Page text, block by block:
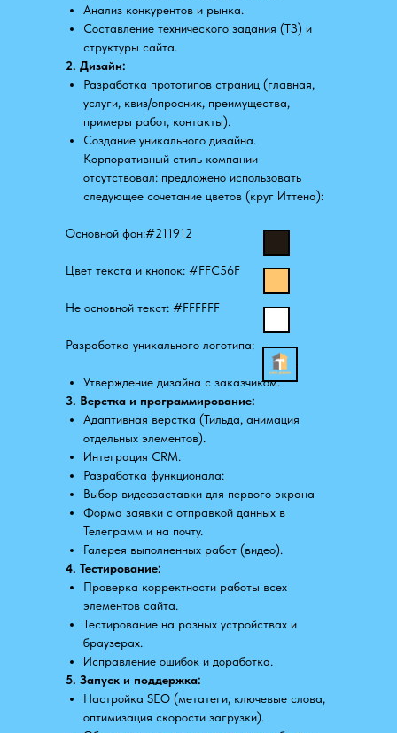
Анализ конкурентов и рынка.
Составление технического задания (ТЗ) и
структуры сайта.
2. Дизайн:
Разработка прототипов страниц (главная,
услуги, квиз/опросник, преимущества,
примеры работ, контакты).
Создание уникального дизайна.
Корпоративный стиль компании
отсутствовал: предложено использовать
следующее сочетание цветов (круг Иттена):
Основной фон:#211912
Цвет текста и кнопок: #FFC56F
Не основной текст: #FFFFFF
Разработка уникального логотипа:
Утверждение дизайна с заказчиком.
3. Верстка и программирование:
Адаптивная верстка (Тильда, анимация
отдельных элементов).
Интеграция CRM.
Разработка функционала:
Выбор видеозаставки для первого экрана
Форма заявки с отправкой данных в
Телеграмм и на почту.
Галерея выполненных работ (видео).
4. Тестирование:
Проверка корректности работы всех
элементов сайта.
Тестирование на разных устройствах и
браузерах.
Исправление ошибок и доработка.
5. Запуск и поддержка:
Настройка SEO (метатеги, ключевые слова,
оптимизация скорости загрузки).